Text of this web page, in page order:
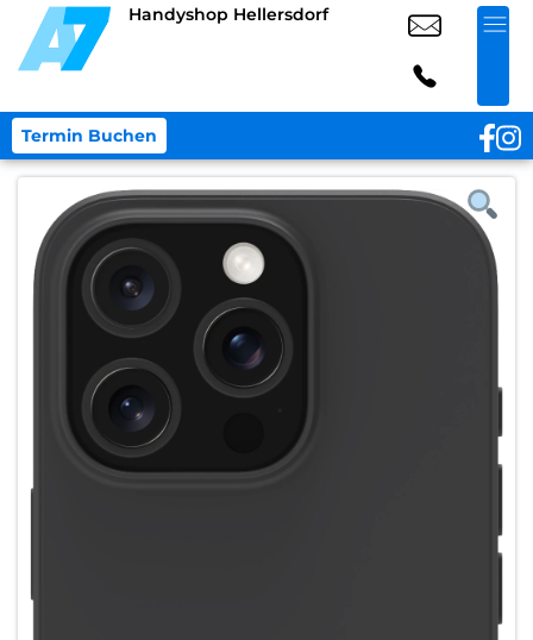
Handyshop Hellersdorf
Termin Buchen